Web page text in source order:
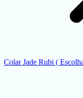
Colar Jade Rubi (